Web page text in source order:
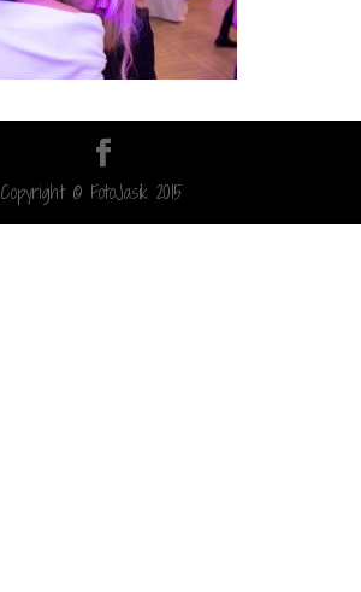
Copyright © FotoJasik 2015